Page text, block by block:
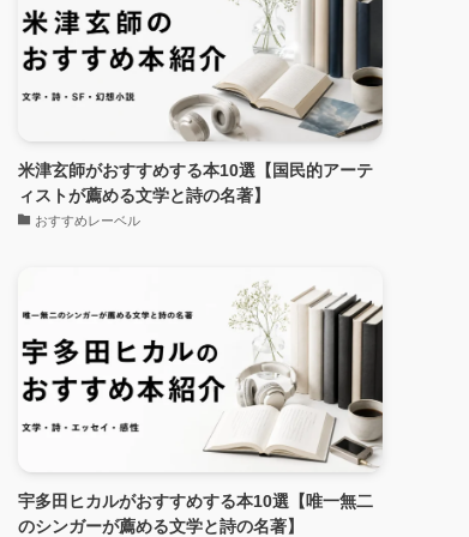
米津玄師がおすすめする本10選【国民的アーテ
ィストが薦める文学と詩の名著】
おすすめレーベル
宇多田ヒカルがおすすめする本10選【唯一無二
のシンガーが薦める文学と詩の名著】